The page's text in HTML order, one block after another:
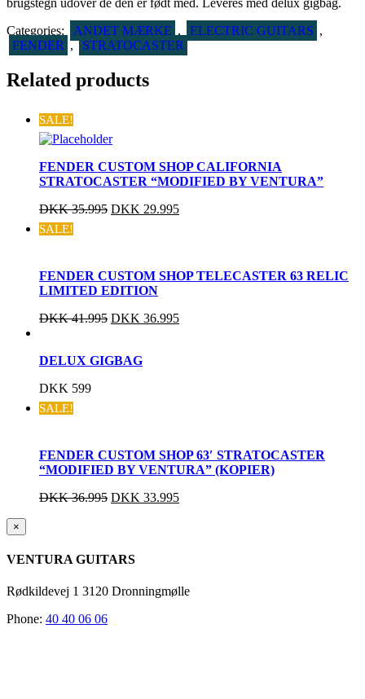
Categories:
ANDET MÆRKE , ELECTRIC GUITARS ,
FENDER , STRATOCASTER
Related products
SALE!
FENDER CUSTOM SHOP CALIFORNIA
STRATOCASTER “MODIFIED BY VENTURA”
DKK35.995 DKK 29.995
SALE!
FENDER CUSTOM SHOP TELECASTER 63 RELIC
LIMITED EDITION
DKK41.995 DKK 36.995
DELUX GIGBAG
DKK 599
SALE!
FENDER CUSTOM SHOP 63′ STRATOCASTER
“MODIFIED BY VENTURA” (KOPIER)
DKK36.995 DKK 33.995
Close
product
view
×
VENTURA GUITARS
Rødkildevej 1 3120 Dronningmølle
Phone: 40 40 06 06